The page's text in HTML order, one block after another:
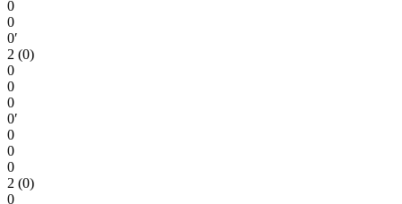
0
0
0′
2 (0)
0
0
0
0′
0
0
0
2 (0)
0